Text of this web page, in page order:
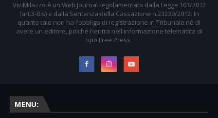
ViviMilazzo è un Web Journal regolamentato dalla Legge 103/2012
(art.3-Bis) e dalla Sentenza della Cassazione n.23230/2012. In
quanto tale non ha l'obbligo di registrazione in Tribunale nè di
avere un editore, poiché rientra nell'informazione telematica di
tipo Free Press.
MENU: